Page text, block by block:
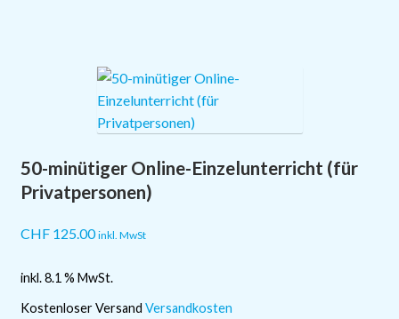
Varianten
auf.
Die
können
50-minütiger Online-Einzelunterricht (für
Privatpersonen)
CHF125.00 inkl. MwSt
inkl. 8.1 % MwSt.
Kostenloser Versand Versandkosten